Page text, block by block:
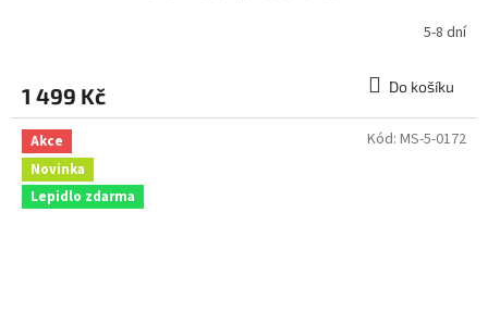
5-8 dní
1 499 Kč Do košíku
Akce
Novinka
Lepidlo zdarma
Kód: MS-5-0172